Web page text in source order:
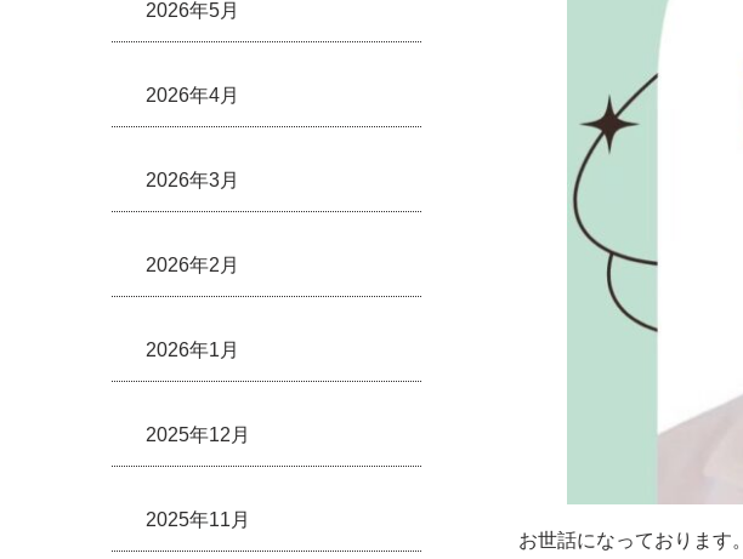
2026年5月
2026年4月
2026年3月
2026年2月
2026年1月
2025年12月
2025年11月
お世話になっております。